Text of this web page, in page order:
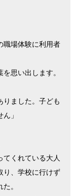
職場体験に利用者
思い出します。
りました。子ども
」
てくれている大人
り、学校に行けず
。